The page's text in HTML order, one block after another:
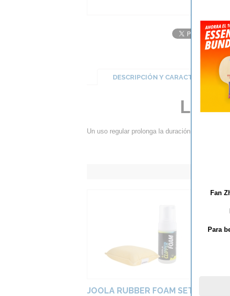
DESCRIPCIÓN Y CARACTERÍSTICAS
Un uso regular prolonga la duración y el grip de
JOOLA RUBBER FOAM SET
Fan
Para